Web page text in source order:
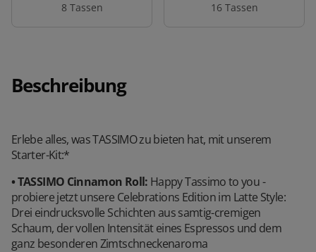
8 Tassen 16 Tassen
Beschreibung
Erlebe alles, was TASSIMO zu bieten hat, mit unserem
Starter-Kit:*
• TASSIMO Cinnamon Roll: Happy Tassimo to you -
probiere jetzt unsere Celebrations Edition im Latte Style:
Drei eindrucksvolle Schichten aus samtig-cremigen
Schaum, der vollen Intensität eines Espressos und dem
ganz besonderen Zimtschneckenaroma